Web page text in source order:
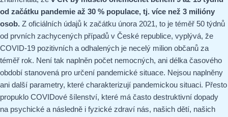
od začátku pandemie až 30 % populace, tj. více než 3 milióny
osob. Z oficiálních údajů k začátku února 2021, to je téměř 50 týdnů
od prvních zachycených případů v České republice, vyplývá, že
COVID-19 pozitivních a odhalených je necelý milion občanů za
téměř rok. Není tak naplněn počet nemocných, ani délka časového
období stanovená pro určení pandemické situace. Nejsou naplněny
ani další parametry, které charakterizují pandemickou situaci. Přesto
propuklo COVIDové šílenství, které má často destruktivní dopady
na psychické a následně i fyzické zdraví nás, našich dětí, našich